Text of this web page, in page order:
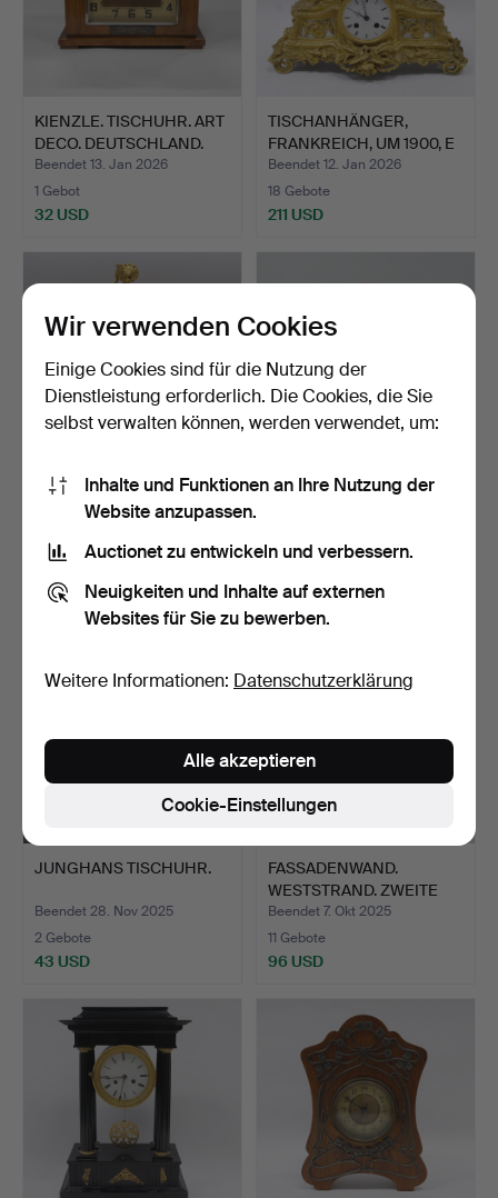
KIENZLE. TISCHUHR. ART
DECO. DEUTSCHLAND.
Beendet 13. Jan 2026
1 Gebot
32 USD
TISCHANHÄNGER,
FRANKREICH, UM 1900, E
& CI…
Beendet 12. Jan 2026
18 Gebote
211 USD
EINE FRANZÖSISCHE
TISCHUHR AUS DEM 19.
JAH…
30 Gebote
584 USD
STAIGER. TISCHUHR. DAS
48 USD
JUNGHANS TISCHUHR.
Beendet 28. Nov 2025
2 Gebote
43 USD
FASSADENWAND.
WESTSTRAND. ZWEITE
HÄLFTE DE…
Beendet 7. Okt 2025
11 Gebote
96 USD
Wir verwenden Cookies
Einige Cookies sind für die Nutzung der
Dienstleistung erforderlich. Die Cookies, die Sie
selbst verwalten können, werden verwendet, um:
Inhalte und Funktionen an Ihre Nutzung der
Website anzupassen.
Auctionet zu entwickeln und verbessern.
Neuigkeiten und Inhalte auf externen
Websites für Sie zu bewerben.
Weitere Informationen: Datenschutzerklärung
Cookie-Einstellungen
Alle akzeptieren